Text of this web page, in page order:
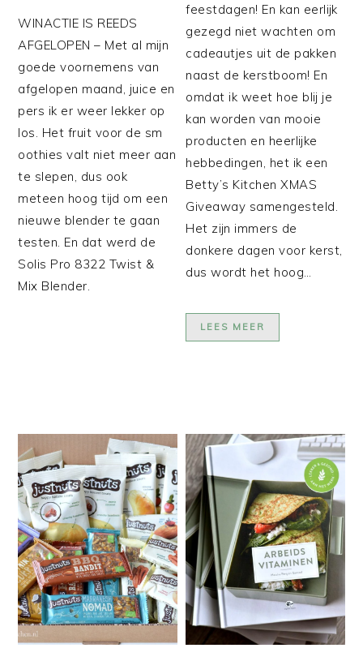
WINACTIE IS REEDS
AFGELOPEN – Met al mijn
goede voornemens van
afgelopen maand, juice en
pers ik er weer lekker op
los. Het fruit voor de sm
oothies valt niet meer aan
te slepen, dus ook
meteen hoog tijd om een
nieuwe blender te gaan
testen. En dat werd de
Solis Pro 8322 Twist &
Mix Blender.
feestdagen! En kan eerlijk
gezegd niet wachten om
cadeautjes uit de pakken
naast de kerstboom! En
omdat ik weet hoe blij je
kan worden van mooie
producten en heerlijke
hebbedingen, het ik een
Betty’s Kitchen XMAS
Giveaway samengesteld.
Het zijn immers de
donkere dagen voor kerst,
dus wordt het hoog…
LEES MEER